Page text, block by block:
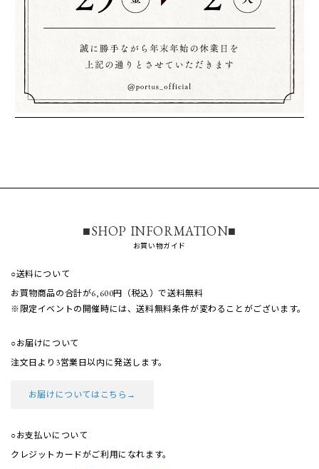
■SHOP INFORMATION■
お買い物ガイド
○送料について
お買物商品の合計が6,600円（税込）で送料無料
※限定イベントの開催時には、送料無料条件が変わることがございます。
○お届けについて
注文日より3営業日以内に発送します。
お届けについてはこちら→
○お支払いについて
クレジットカードがご利用になれます。